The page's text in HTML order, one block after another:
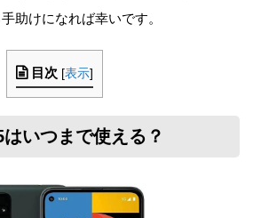
助けになれば幸いです。
目次 [表示]
いつまで使える？